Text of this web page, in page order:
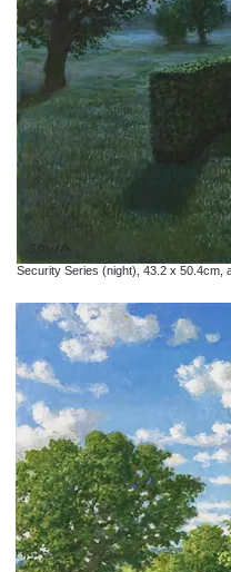
Security Series (night), 43.2 x 50.4cm,